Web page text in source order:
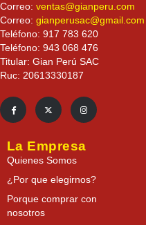
Correo: ventas@gianperu.com
Correo: gianperusac@gmail.com
Teléfono: 917 783 620
Teléfono: 943 068 476
Titular: Gian Perú SAC
Ruc: 20613330187
La Empresa
Quienes Somos
¿Por que elegirnos?
Porque comprar con
nosotros